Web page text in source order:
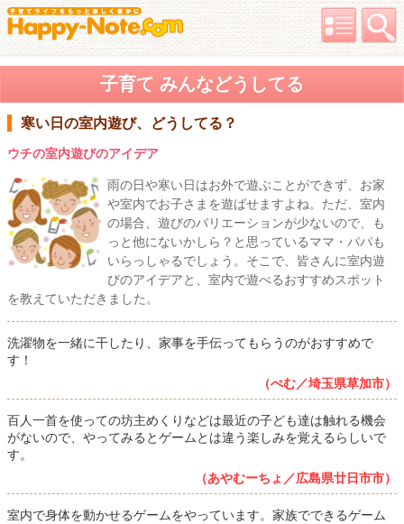
子育て みんなどうしてる
寒い日の室内遊び、どうしてる？
ウチの室内遊びのアイデア
雨の日や寒い日はお外で遊ぶことができず、お家
や室内でお子さまを遊ばせますよね。ただ、室内
の場合、遊びのバリエーションが少ないので、も
っと他にないかしら？と思っているママ・パパも
いらっしゃるでしょう。そこで、皆さんに室内遊
びのアイデアと、室内で遊べるおすすめスポット
を教えていただきました。
洗濯物を一緒に干したり、家事を手伝ってもらうのがおすすめで
す！
（ぺむ／埼玉県草加市）
百人一首を使っての坊主めくりなどは最近の子ども達は触れる機会
がないので、やってみるとゲームとは違う楽しみを覚えるらしいで
す。
（あやむーちょ／広島県廿日市市）
室内で身体を動かせるゲームをやっています。家族でできるゲーム